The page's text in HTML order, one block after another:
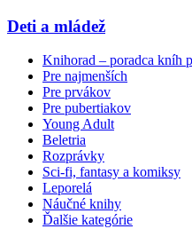
Deti a mládež
Knihorad – poradca kníh
Pre najmenších
Pre prvákov
Pre pubertiakov
Young Adult
Beletria
Rozprávky
Sci-fi, fantasy a komiksy
Leporelá
Náučné knihy
Ďalšie kategórie